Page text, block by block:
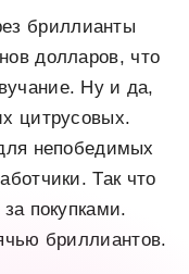
бриллианты
долларов, что
Ну и да,
цитрусовых.
непобедимых
Так что
за покупками.
бриллиантов.